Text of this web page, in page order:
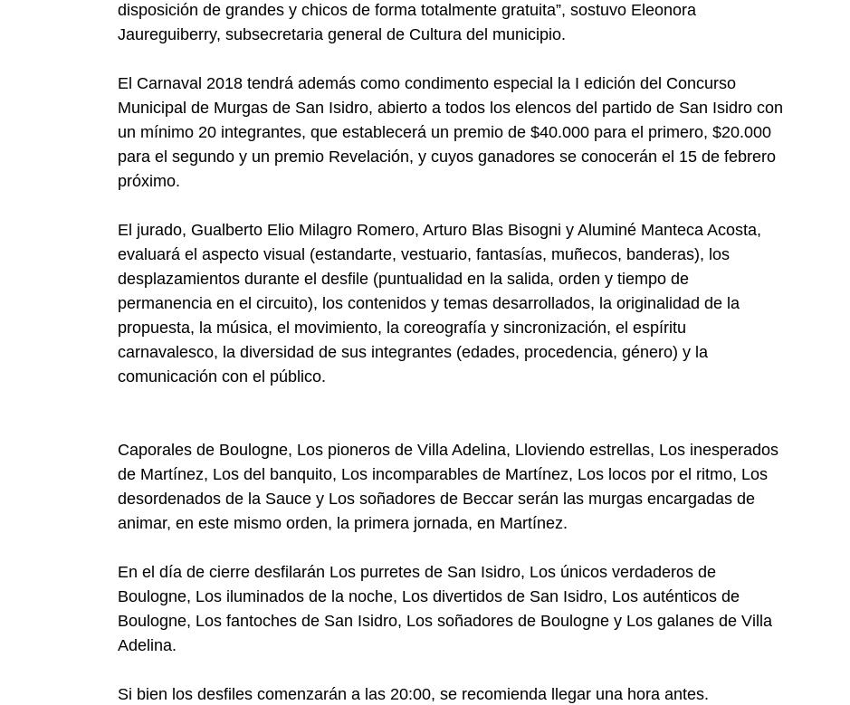
disposición de grandes y chicos de forma totalmente gratuita”, sostuvo Eleonora
Jaureguiberry, subsecretaria general de Cultura del municipio.
El Carnaval 2018 tendrá además como condimento especial la I edición del Concurso
Municipal de Murgas de San Isidro, abierto a todos los elencos del partido de San Isidro con
un mínimo 20 integrantes, que establecerá un premio de $40.000 para el primero, $20.000
para el segundo y un premio Revelación, y cuyos ganadores se conocerán el 15 de febrero
próximo.
El jurado, Gualberto Elio Milagro Romero, Arturo Blas Bisogni y Aluminé Manteca Acosta,
evaluará el aspecto visual (estandarte, vestuario, fantasías, muñecos, banderas), los
desplazamientos durante el desfile (puntualidad en la salida, orden y tiempo de
permanencia en el circuito), los contenidos y temas desarrollados, la originalidad de la
propuesta, la música, el movimiento, la coreografía y sincronización, el espíritu
carnavalesco, la diversidad de sus integrantes (edades, procedencia, género) y la
comunicación con el público.
Caporales de Boulogne, Los pioneros de Villa Adelina, Lloviendo estrellas, Los inesperados
de Martínez, Los del banquito, Los incomparables de Martínez, Los locos por el ritmo, Los
desordenados de la Sauce y Los soñadores de Beccar serán las murgas encargadas de
animar, en este mismo orden, la primera jornada, en Martínez.
En el día de cierre desfilarán Los purretes de San Isidro, Los únicos verdaderos de
Boulogne, Los iluminados de la noche, Los divertidos de San Isidro, Los auténticos de
Boulogne, Los fantoches de San Isidro, Los soñadores de Boulogne y Los galanes de Villa
Adelina.
Si bien los desfiles comenzarán a las 20:00, se recomienda llegar una hora antes.